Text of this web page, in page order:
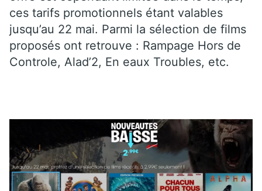
ces tarifs promotionnels étant valables
jusqu’au 22 mai. Parmi la sélection de films
proposés ont retrouve : Rampage Hors de
Controle, Alad’2, En eaux Troubles, etc.